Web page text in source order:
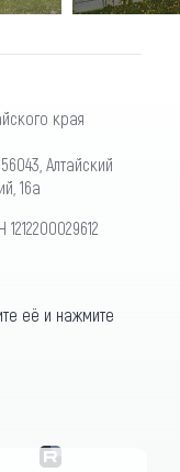
края
Алтайский
16а
её и нажмите